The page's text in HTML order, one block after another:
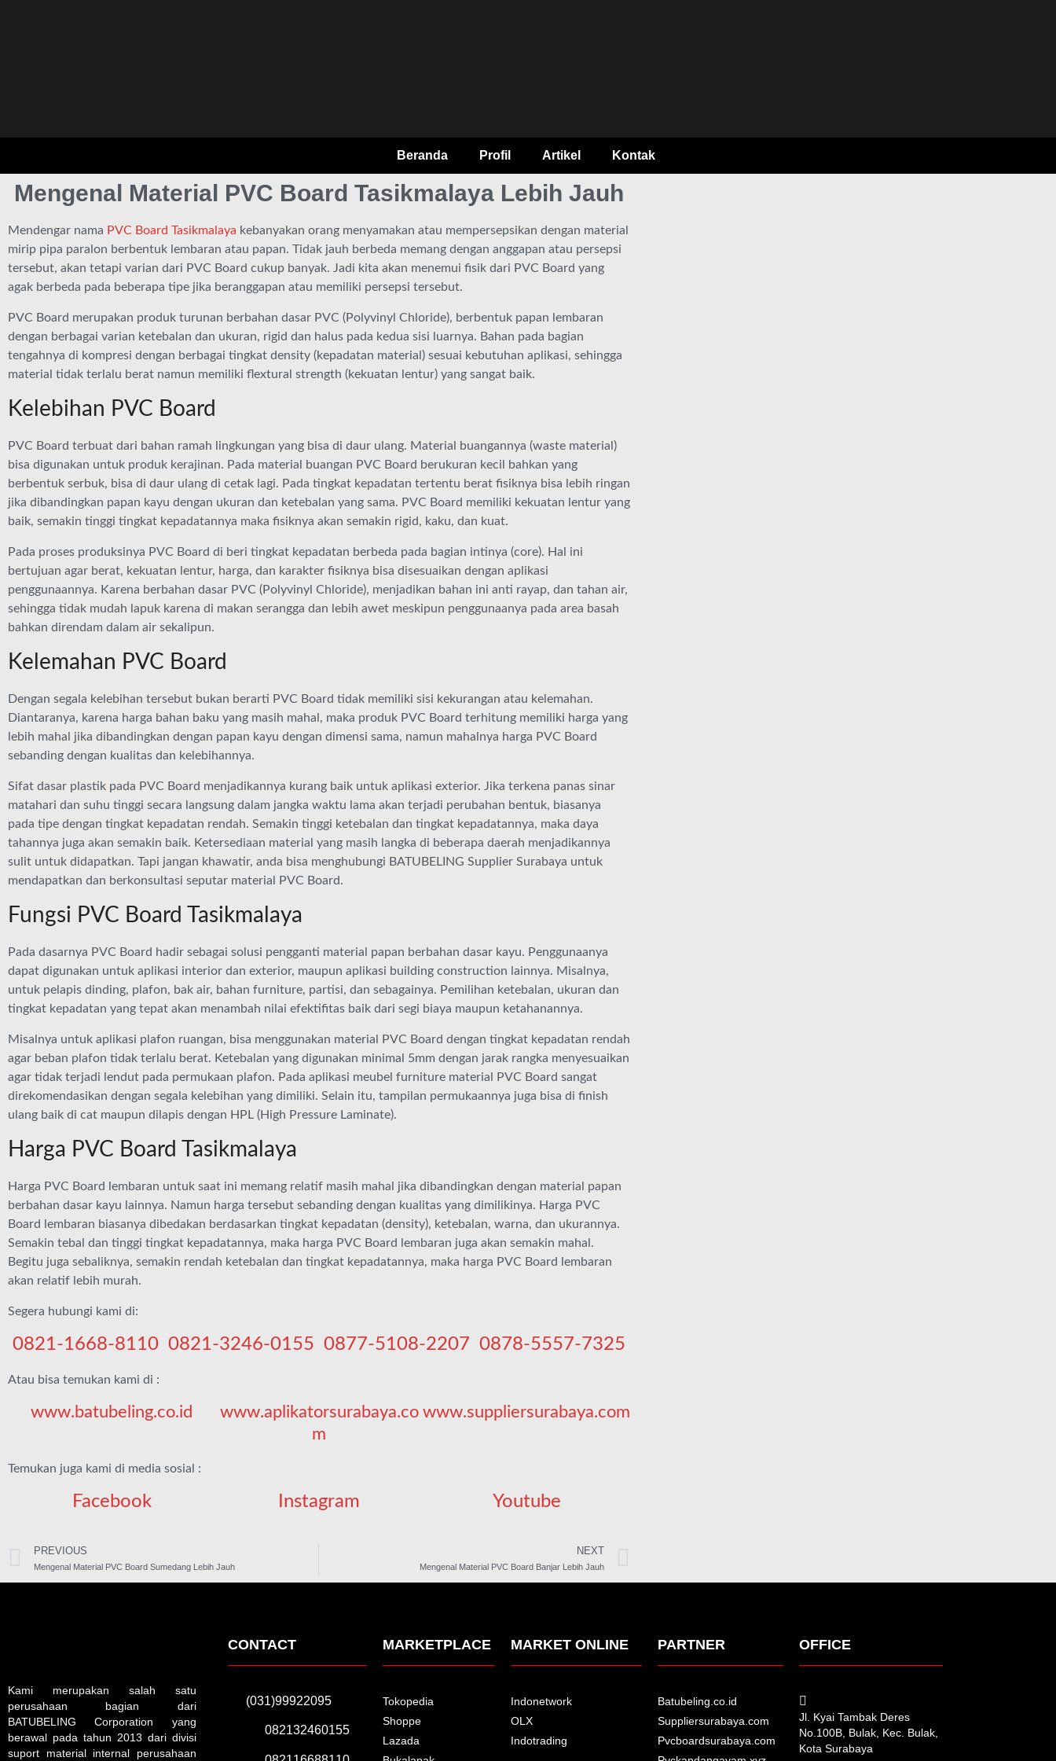
Beranda Profil Artikel Kontak
Mengenal Material PVC Board Tasikmalaya Lebih Jauh
Mendengar nama PVC Board Tasikmalaya kebanyakan orang menyamakan atau mempersepsikan dengan material
mirip pipa paralon berbentuk lembaran atau papan. Tidak jauh berbeda memang dengan anggapan atau persepsi
tersebut, akan tetapi varian dari PVC Board cukup banyak. Jadi kita akan menemui fisik dari PVC Board yang
agak berbeda pada beberapa tipe jika beranggapan atau memiliki persepsi tersebut.
PVC Board merupakan produk turunan berbahan dasar PVC (Polyvinyl Chloride), berbentuk papan lembaran
dengan berbagai varian ketebalan dan ukuran, rigid dan halus pada kedua sisi luarnya. Bahan pada bagian
tengahnya di kompresi dengan berbagai tingkat density (kepadatan material) sesuai kebutuhan aplikasi, sehingga
material tidak terlalu berat namun memiliki flextural strength (kekuatan lentur) yang sangat baik.
Kelebihan PVC Board
PVC Board terbuat dari bahan ramah lingkungan yang bisa di daur ulang. Material buangannya (waste material)
bisa digunakan untuk produk kerajinan. Pada material buangan PVC Board berukuran kecil bahkan yang
berbentuk serbuk, bisa di daur ulang di cetak lagi. Pada tingkat kepadatan tertentu berat fisiknya bisa lebih ringan
jika dibandingkan papan kayu dengan ukuran dan ketebalan yang sama. PVC Board memiliki kekuatan lentur yang
baik, semakin tinggi tingkat kepadatannya maka fisiknya akan semakin rigid, kaku, dan kuat.
Pada proses produksinya PVC Board di beri tingkat kepadatan berbeda pada bagian intinya (core). Hal ini
bertujuan agar berat, kekuatan lentur, harga, dan karakter fisiknya bisa disesuaikan dengan aplikasi
penggunaannya. Karena berbahan dasar PVC (Polyvinyl Chloride), menjadikan bahan ini anti rayap, dan tahan air,
sehingga tidak mudah lapuk karena di makan serangga dan lebih awet meskipun penggunaanya pada area basah
bahkan direndam dalam air sekalipun.
Kelemahan PVC Board
Dengan segala kelebihan tersebut bukan berarti PVC Board tidak memiliki sisi kekurangan atau kelemahan.
Diantaranya, karena harga bahan baku yang masih mahal, maka produk PVC Board terhitung memiliki harga yang
lebih mahal jika dibandingkan dengan papan kayu dengan dimensi sama, namun mahalnya harga PVC Board
sebanding dengan kualitas dan kelebihannya.
Sifat dasar plastik pada PVC Board menjadikannya kurang baik untuk aplikasi exterior. Jika terkena panas sinar
matahari dan suhu tinggi secara langsung dalam jangka waktu lama akan terjadi perubahan bentuk, biasanya
pada tipe dengan tingkat kepadatan rendah. Semakin tinggi ketebalan dan tingkat kepadatannya, maka daya
tahannya juga akan semakin baik. Ketersediaan material yang masih langka di beberapa daerah menjadikannya
sulit untuk didapatkan. Tapi jangan khawatir, anda bisa menghubungi BATUBELING Supplier Surabaya untuk
mendapatkan dan berkonsultasi seputar material PVC Board.
Fungsi PVC Board Tasikmalaya
Pada dasarnya PVC Board hadir sebagai solusi pengganti material papan berbahan dasar kayu. Penggunaanya
dapat digunakan untuk aplikasi interior dan exterior, maupun aplikasi building construction lainnya. Misalnya,
untuk pelapis dinding, plafon, bak air, bahan furniture, partisi, dan sebagainya. Pemilihan ketebalan, ukuran dan
tingkat kepadatan yang tepat akan menambah nilai efektifitas baik dari segi biaya maupun ketahanannya.
Misalnya untuk aplikasi plafon ruangan, bisa menggunakan material PVC Board dengan tingkat kepadatan rendah
agar beban plafon tidak terlalu berat. Ketebalan yang digunakan minimal 5mm dengan jarak rangka menyesuaikan
agar tidak terjadi lendut pada permukaan plafon. Pada aplikasi meubel furniture material PVC Board sangat
direkomendasikan dengan segala kelebihan yang dimiliki. Selain itu, tampilan permukaannya juga bisa di finish
ulang baik di cat maupun dilapis dengan HPL (High Pressure Laminate).
Harga PVC Board Tasikmalaya
Harga PVC Board lembaran untuk saat ini memang relatif masih mahal jika dibandingkan dengan material papan
berbahan dasar kayu lainnya. Namun harga tersebut sebanding dengan kualitas yang dimilikinya. Harga PVC
Board lembaran biasanya dibedakan berdasarkan tingkat kepadatan (density), ketebalan, warna, dan ukurannya.
Semakin tebal dan tinggi tingkat kepadatannya, maka harga PVC Board lembaran juga akan semakin mahal.
Begitu juga sebaliknya, semakin rendah ketebalan dan tingkat kepadatannya, maka harga PVC Board lembaran
akan relatif lebih murah.
Segera hubungi kami di:
0821-1668-8110 0821-3246-0155 0877-5108-2207 0878-5557-7325
Atau bisa temukan kami di :
www.batubeling.co.id
www.aplikatorsurabaya.co
m
www.suppliersurabaya.com
Temukan juga kami di media sosial :
Facebook Instagram Youtube
PREVIOUS
Mengenal Material PVC Board Sumedang Lebih Jauh
NEXT
Mengenal Material PVC Board Banjar Lebih Jauh
Kami merupakan salah satu
perusahaan bagian dari
BATUBELING Corporation yang
berawal pada tahun 2013 dari divisi
suport material internal perusahaan
CONTACT
(031)99922095
082132460155
MARKETPLACE
Tokopedia
Shoppe
Lazada
MARKET ONLINE
Indonetwork
OLX
Indotrading
PARTNER
Batubeling.co.id
Suppliersurabaya.com
Pvcboardsurabaya.com
OFFICE
Jl. Kyai Tambak Deres
No.100B, Bulak, Kec. Bulak,
Kota Surabaya